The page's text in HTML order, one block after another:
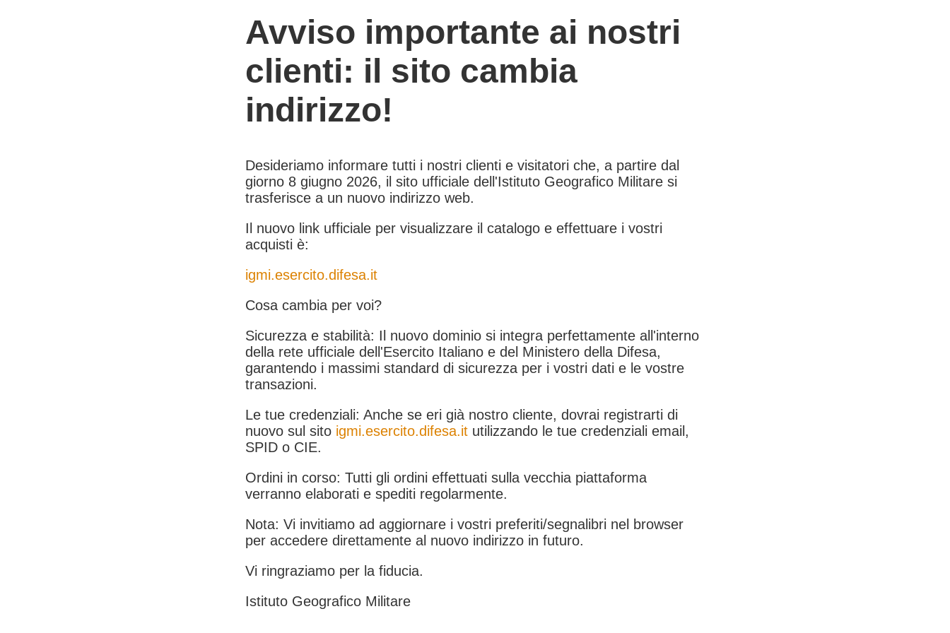
Avviso importante ai nostri
clienti: il sito cambia
indirizzo!
Desideriamo informare tutti i nostri clienti e visitatori che, a partire dal
giorno 8 giugno 2026, il sito ufficiale dell'Istituto Geografico Militare si
trasferisce a un nuovo indirizzo web.
Il nuovo link ufficiale per visualizzare il catalogo e effettuare i vostri
acquisti è:
igmi.esercito.difesa.it
Cosa cambia per voi?
Sicurezza e stabilità: Il nuovo dominio si integra perfettamente all'interno
della rete ufficiale dell'Esercito Italiano e del Ministero della Difesa,
garantendo i massimi standard di sicurezza per i vostri dati e le vostre
transazioni.
Le tue credenziali: Anche se eri già nostro cliente, dovrai registrarti di
nuovo sul sito igmi.esercito.difesa.it utilizzando le tue credenziali email,
SPID o CIE.
Ordini in corso: Tutti gli ordini effettuati sulla vecchia piattaforma
verranno elaborati e spediti regolarmente.
Nota: Vi invitiamo ad aggiornare i vostri preferiti/segnalibri nel browser
per accedere direttamente al nuovo indirizzo in futuro.
Vi ringraziamo per la fiducia.
Istituto Geografico Militare